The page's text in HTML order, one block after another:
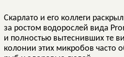
Скарлато и его коллеги
за ростом водорослей вида
и полностью вытеснивших те
колонии этих микробов часто